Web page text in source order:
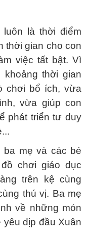
là thời điểm
thời gian cho con
việc tất bật. Vì
thời gian
chơi bổ ích, vừa
vừa giúp con
phát triển tư duy
mẹ và các bé
chơi giáo dục
trên kệ cùng
thú vị. Ba mẹ
về những món
yêu dịp đầu Xuân